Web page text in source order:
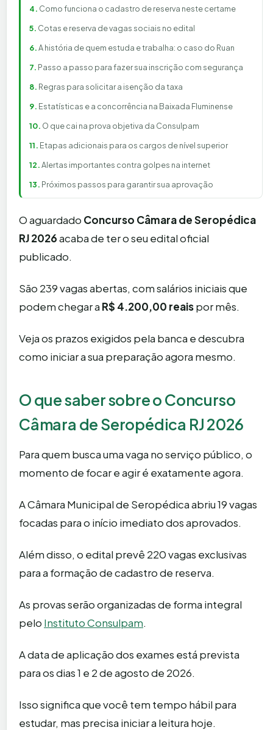
Como funciona o cadastro de reserva neste certame
Cotas e reserva de vagas sociais no edital
A história de quem estuda e trabalha: o caso do Ruan
Passo a passo para fazer sua inscrição com segurança
Regras para solicitar a isenção da taxa
Estatísticas e a concorrência na Baixada Fluminense
O que cai na prova objetiva da Consulpam
Etapas adicionais para os cargos de nível superior
Alertas importantes contra golpes na internet
Próximos passos para garantir sua aprovação
O aguardado Concurso Câmara de Seropédica
RJ 2026acaba de ter o seu edital oficial
publicado.
São 239 vagas abertas, com salários iniciais que
podem chegar a R$ 4.200,00 reaispor mês.
Veja os prazos exigidos pela banca e descubra
como iniciar a sua preparação agora mesmo.
O que saber sobre o Concurso
Câmara de Seropédica RJ 2026
Para quem busca uma vaga no serviço público, o
momento de focar e agir é exatamente agora.
A Câmara Municipal de Seropédica abriu 19 vagas
focadas para o início imediato dos aprovados.
Além disso, o edital prevê 220 vagas exclusivas
para a formação de cadastro de reserva.
As provas serão organizadas de forma integral
pelo Instituto Consulpam.
A data de aplicação dos exames está prevista
para os dias 1 e 2 de agosto de 2026.
Isso significa que você tem tempo hábil para
estudar, mas precisa iniciar a leitura hoje.